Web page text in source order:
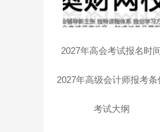
2027年高会考试报名时
2027年高级会计师报考条
考试大纲